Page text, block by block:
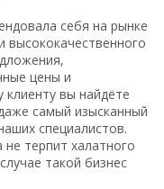
себя на рынке
высококачественного
цены и
вы найдёте
самый изысканный
специалистов.
терпит халатного
такой бизнес